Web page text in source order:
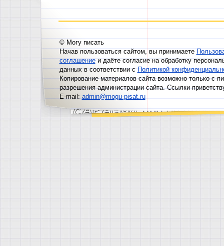
© Могу писать
Начав пользоваться сайтом, вы принимаете
соглашениеи даёте согласие на обработку
данных в соответствии сПолитикой
Копирование материалов сайта возможно только с
разрешения администрации сайта. Ссылки
E-mail:admin@mogu-pisat.ru